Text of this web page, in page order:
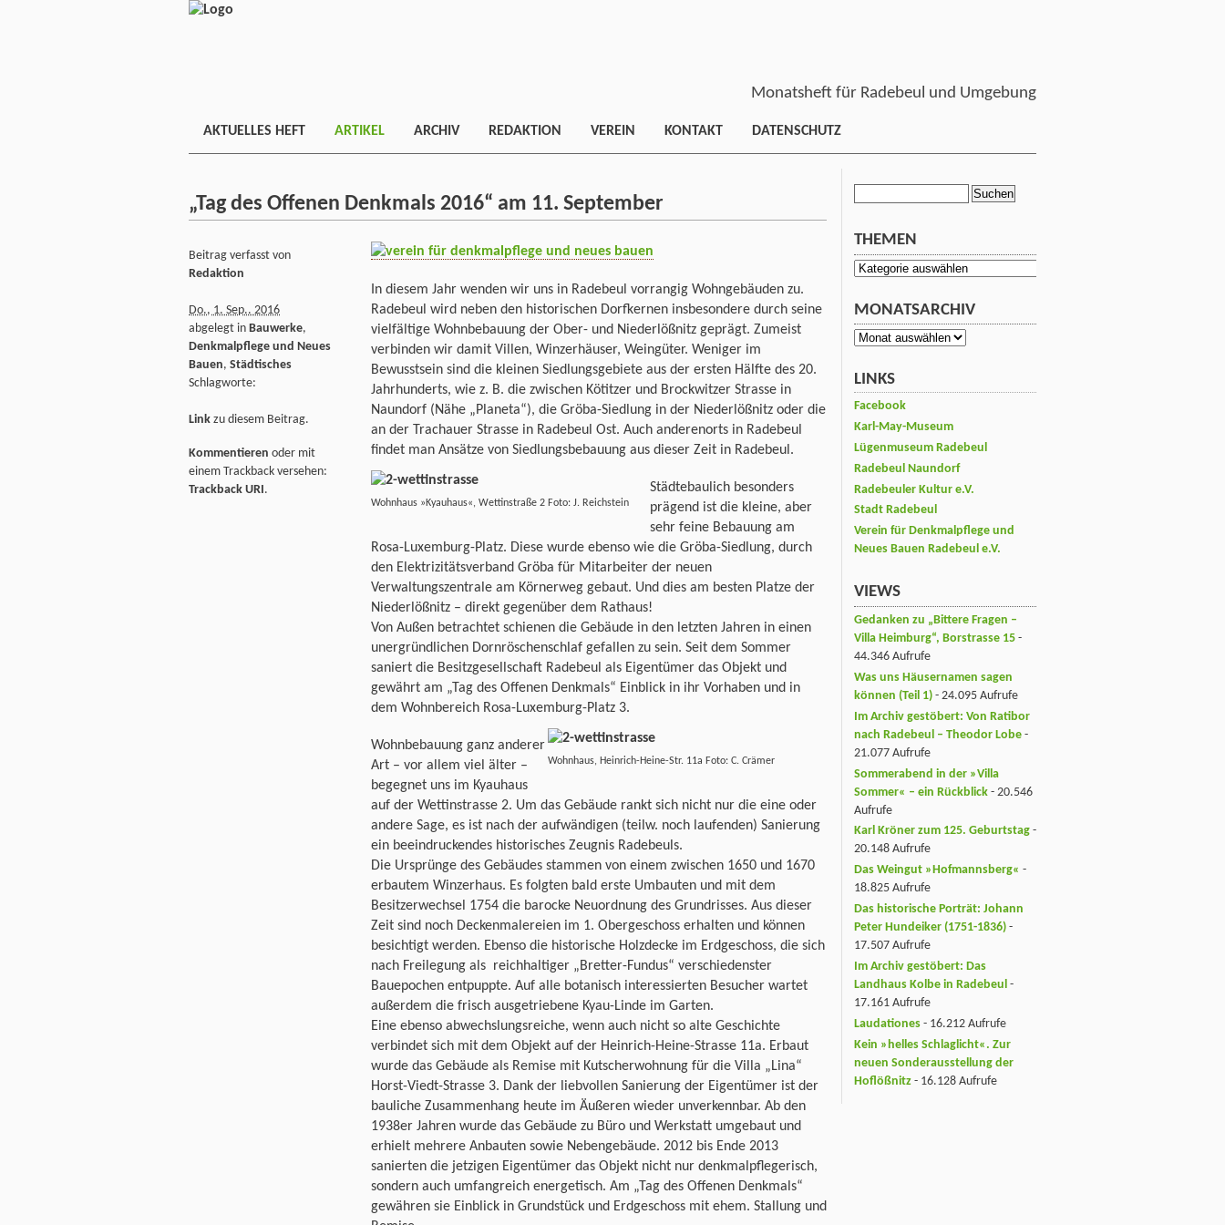
Monatsheft für Radebeul und Umgebung
AKTUELLES HEFT ARTIKEL ARCHIV REDAKTION VEREIN KONTAKT DATENSCHUTZ
„Tag des Offenen Denkmals 2016“ am 11. September
In diesem Jahr wenden wir uns in Radebeul vorrangig Wohngebäuden zu.
Radebeul wird neben den historischen Dorfkernen insbesondere durch seine
vielfältige Wohnbebauung der Ober- und Niederlößnitz geprägt. Zumeist
verbinden wir damit Villen, Winzerhäuser, Weingüter. Weniger im
Bewusstsein sind die kleinen Siedlungsgebiete aus der ersten Hälfte des 20.
Jahrhunderts, wie z. B. die zwischen Kötitzer und Brockwitzer Strasse in
Naundorf (Nähe „Planeta“), die Gröba-Siedlung in der Niederlößnitz oder die
an der Trachauer Strasse in Radebeul Ost. Auch anderenorts in Radebeul
findet man Ansätze von Siedlungsbebauung aus dieser Zeit in Radebeul.
Wohnhaus »Kyauhaus«, Wettinstraße 2 Foto: J. Reichstein
Städtebaulich besonders
prägend ist die kleine, aber
sehr feine Bebauung am
Rosa-Luxemburg-Platz. Diese wurde ebenso wie die Gröba-Siedlung, durch
den Elektrizitätsverband Gröba für Mitarbeiter der neuen
Verwaltungszentrale am Körnerweg gebaut. Und dies am besten Platze der
Niederlößnitz – direkt gegenüber dem Rathaus!
Von Außen betrachtet schienen die Gebäude in den letzten Jahren in einen
unergründlichen Dornröschenschlaf gefallen zu sein. Seit dem Sommer
saniert die Besitzgesellschaft Radebeul als Eigentümer das Objekt und
gewährt am „Tag des Offenen Denkmals“ Einblick in ihr Vorhaben und in
dem Wohnbereich Rosa-Luxemburg-Platz 3.
Wohnhaus, Heinrich-Heine-Str. 11a Foto: C. Crämer
Wohnbebauung ganz anderer
Art – vor allem viel älter –
begegnet uns im Kyauhaus
auf der Wettinstrasse 2. Um das Gebäude rankt sich nicht nur die eine oder
andere Sage, es ist nach der aufwändigen (teilw. noch laufenden) Sanierung
ein beeindruckendes historisches Zeugnis Radebeuls.
Die Ursprünge des Gebäudes stammen von einem zwischen 1650 und 1670
erbautem Winzerhaus. Es folgten bald erste Umbauten und mit dem
Besitzerwechsel 1754 die barocke Neuordnung des Grundrisses. Aus dieser
Zeit sind noch Deckenmalereien im 1. Obergeschoss erhalten und können
besichtigt werden. Ebenso die historische Holzdecke im Erdgeschoss, die sich
nach Freilegung als reichhaltiger „Bretter-Fundus“ verschiedenster
Bauepochen entpuppte. Auf alle botanisch interessierten Besucher wartet
außerdem die frisch ausgetriebene Kyau-Linde im Garten.
Eine ebenso abwechslungsreiche, wenn auch nicht so alte Geschichte
verbindet sich mit dem Objekt auf der Heinrich-Heine-Strasse 11a. Erbaut
wurde das Gebäude als Remise mit Kutscherwohnung für die Villa „Lina“
Horst-Viedt-Strasse 3. Dank der liebvollen Sanierung der Eigentümer ist der
bauliche Zusammenhang heute im Äußeren wieder unverkennbar. Ab den
1938er Jahren wurde das Gebäude zu Büro und Werkstatt umgebaut und
erhielt mehrere Anbauten sowie Nebengebäude. 2012 bis Ende 2013
sanierten die jetzigen Eigentümer das Objekt nicht nur denkmalpflegerisch,
sondern auch umfangreich energetisch. Am „Tag des Offenen Denkmals“
gewähren sie Einblick in Grundstück und Erdgeschoss mit ehem. Stallung und
Beitrag verfasst von
Redaktion
Do., 1. Sep.. 2016
abgelegt in Bauwerke,
Denkmalpflege und Neues
Bauen, Städtisches
Schlagworte:
Link zu diesem Beitrag.
Kommentieren oder mit
einem Trackback versehen:
Trackback URI.
THEMEN
Themen
MONATSARCHIV
Monatsarchiv
LINKS
Facebook
Karl-May-Museum
Lügenmuseum Radebeul
Radebeul Naundorf
Radebeuler Kultur e.V.
Stadt Radebeul
Verein für Denkmalpflege und
Neues Bauen Radebeul e.V.
VIEWS
Gedanken zu „Bittere Fragen –
Villa Heimburg“, Borstrasse 15 -
44.346 Aufrufe
Was uns Häusernamen sagen
können (Teil 1) - 24.095 Aufrufe
Im Archiv gestöbert: Von Ratibor
nach Radebeul – Theodor Lobe -
21.077 Aufrufe
Sommerabend in der »Villa
Sommer« – ein Rückblick - 20.546
Aufrufe
Karl Kröner zum 125. Geburtstag -
20.148 Aufrufe
Das Weingut »Hofmannsberg« -
18.825 Aufrufe
Das historische Porträt: Johann
Peter Hundeiker (1751-1836) -
17.507 Aufrufe
Im Archiv gestöbert: Das
Landhaus Kolbe in Radebeul -
17.161 Aufrufe
Laudationes - 16.212 Aufrufe
Kein »helles Schlaglicht«. Zur
neuen Sonderausstellung der
Hoflößnitz - 16.128 Aufrufe